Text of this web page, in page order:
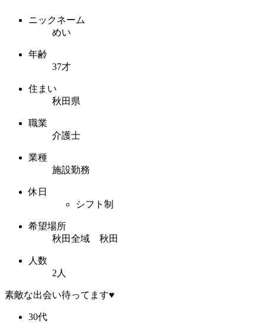
ニックネーム
めい
年齢
37才
住まい
秋田県
職業
介護士
業種
施設勤務
休日
シフト制
希望場所
秋田全域 秋田
人数
2人
素敵な出会い待ってます♥️
30代